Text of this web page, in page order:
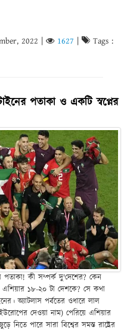
2022 1627 Tags :
পতাকা ও একটি স্বপ্নের
পতাকা! কী সম্পর্ক দু'দেশের? কেন
১৮-২০ টা দেশকে? সে কথা
অ্যাটলাস পর্বতের ওধারে লাল
দেওয়া নাম) পেরিয়ে এশিয়ার
নিতে পারে সারা বিশ্বের সমস্ত রাষ্ট্রের